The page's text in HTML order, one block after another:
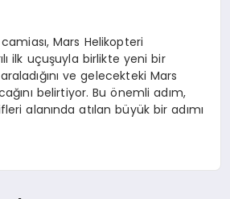
Mars Helikopteri
ilk uçuşuyla birlikte yeni bir
ve gelecekteki Mars
belirtiyor. Bu önemli adım,
alanında atılan büyük bir adımı